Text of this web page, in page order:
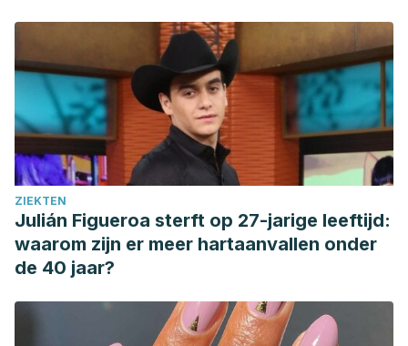
desregulación disruptiva del estado de ánimo: Conceptos
https://www.nimh.nih.gov/health/publications/espanol/
de-desregulacion-
Sansone, R. A., & Sansone, L. A. (2009). Dysthymic
disorder: forlorn and overlooked?.Psychiatry
(Edgmont)
Posada Villa, J. (2018). Prevalencia de trastornos mentales
y uso de servicios. Resultados preliminares del estudio
Colombiana de Rehabilitación.
https://doi.org/10.30788/revcolreh.v5.n1.2018.277
ZIEKTEN
Julián Figueroa sterft op 27-jarige leeftijd:
waarom zijn er meer hartaanvallen onder
de 40 jaar?